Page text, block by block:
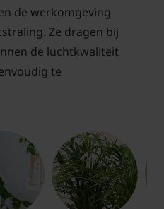
de werkomgeving
Ze dragen bij
de luchtkwaliteit
te